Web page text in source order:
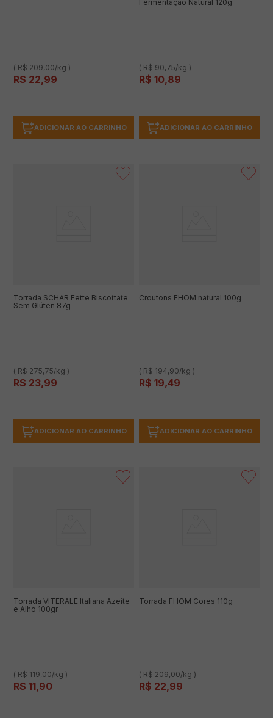
( R$ 209,00/kg )
R$ 22,99
ADICIONAR AO CARRINHO
Fermentação Natural 120g
( R$ 90,75/kg )
R$ 10,89
ADICIONAR AO CARRINHO
Torrada SCHÄR Fette Biscottate
Sem Glúten 87g
( R$ 275,75/kg )
R$ 23,99
ADICIONAR AO CARRINHO
Croutons FHOM natural 100g
( R$ 194,90/kg )
R$ 19,49
ADICIONAR AO CARRINHO
Torrada VITERALE Italiana Azeite
e Alho 100gr
( R$ 119,00/kg )
R$ 11,90
Torrada FHOM Cores 110g
( R$ 209,00/kg )
R$ 22,99